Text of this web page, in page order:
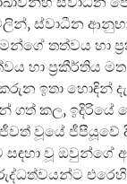
ස්වාධීන
තත්වය හා
හා ප්‍රකීර්තිය මත
ඉතා හොඳින්
ගත් කල, ඉදිරියේ
වූයේ ජීපීයූවේ
සඳහා වූ ඔවුන්ගේ